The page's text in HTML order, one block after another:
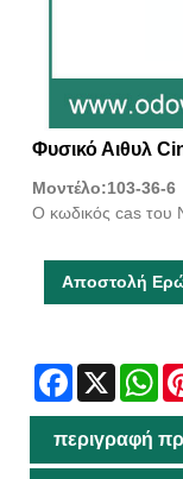
Φυσικό Αιθυλ
Μοντέλο:103-36-6
Ο κωδικός cas του
Αποστολή
Facebook
X
περιγραφή